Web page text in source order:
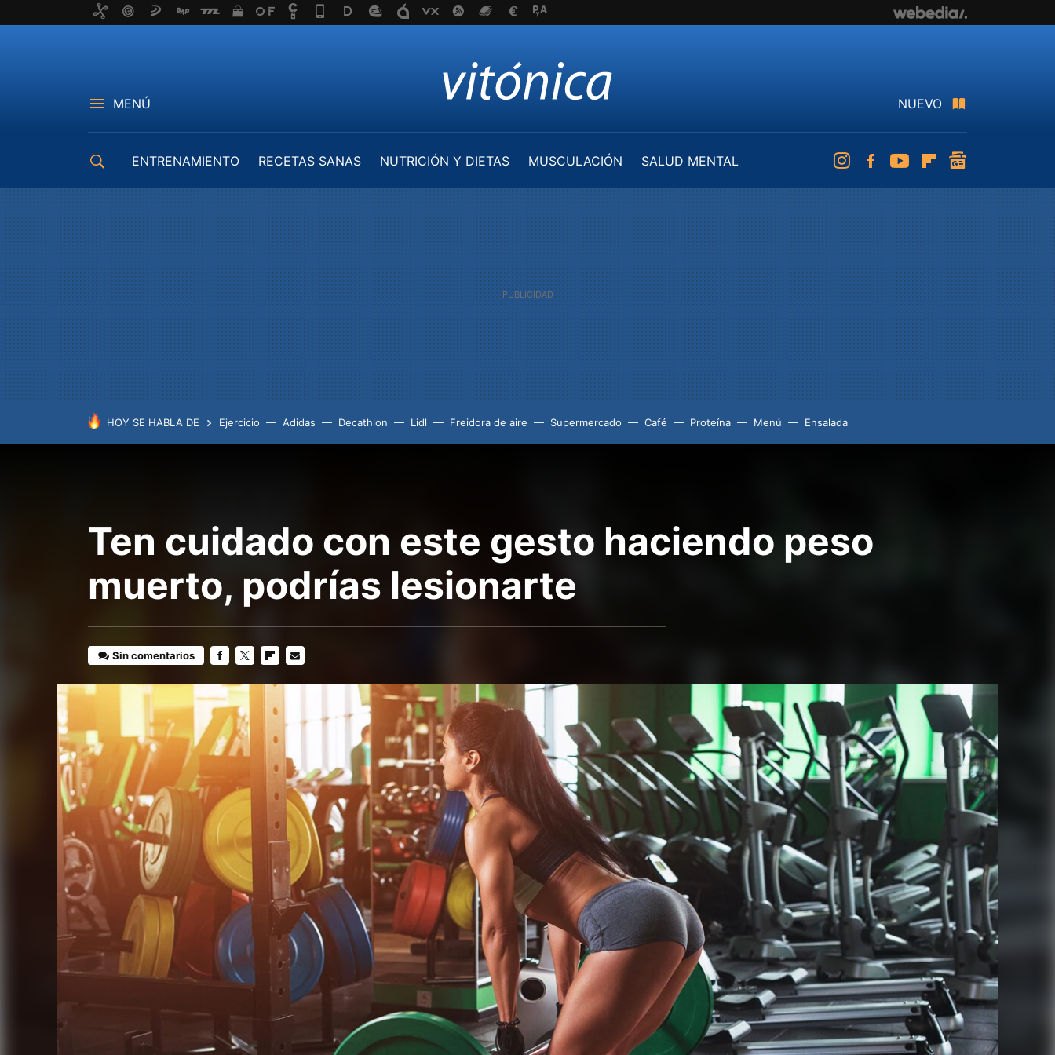
MENÚ NUEVO
ENTRENAMIENTO RECETAS SANAS NUTRICIÓN Y DIETAS MUSCULACIÓN
SALUD MENTAL
InstagramFacebookYoutubeFlipboard
HOY SE HABLA DE Ejercicio Adidas Decathlon Lidl Freidora de aire Supermercado Café Proteína Menú Ensalada
Ten cuidado con este gesto haciendo peso
muerto, podrías lesionarte
Sin comentarios